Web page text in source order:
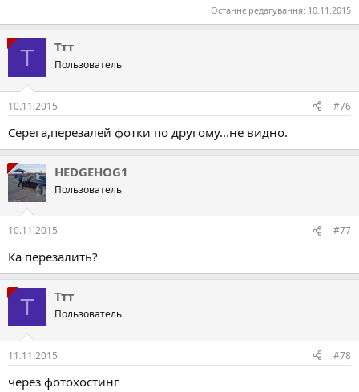
Останнє редагування: 10.11.2015
Т Ттт
Пользователь
10.11.2015 #76
Серега,перезалей фотки по другому...не видно.
HEDGEHOG1
Пользователь
10.11.2015 #77
Ка перезалить?
Т Ттт
Пользователь
11.11.2015 #78
через фотохостинг